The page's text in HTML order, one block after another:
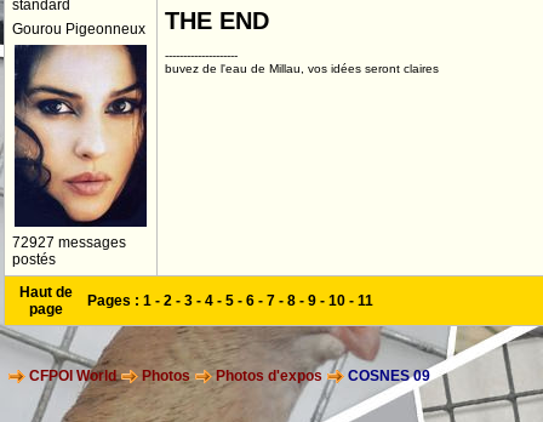
standard
Gourou Pigeonneux
72927 messages
postés
THE END
--------------------
buvez de l'eau de Millau, vos idées seront claires
Haut de
page
Pages : 1 - 2 - 3 - 4 - 5 - 6 - 7 - 8 - 9 - 10 - 11
CFPOI World Photos Photos d'expos COSNES 09